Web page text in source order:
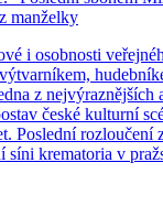
manželky
i osobnosti
z nejvýraznějších
české kulturní
Poslední rozloučení
síni krematoria v